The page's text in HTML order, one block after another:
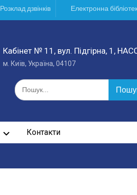
Розклад дзвінків Електронна
Кабінет № 11, вул. Підгірна, 1,
м. Київ, Україна, 04107
Шукати:
Контакти